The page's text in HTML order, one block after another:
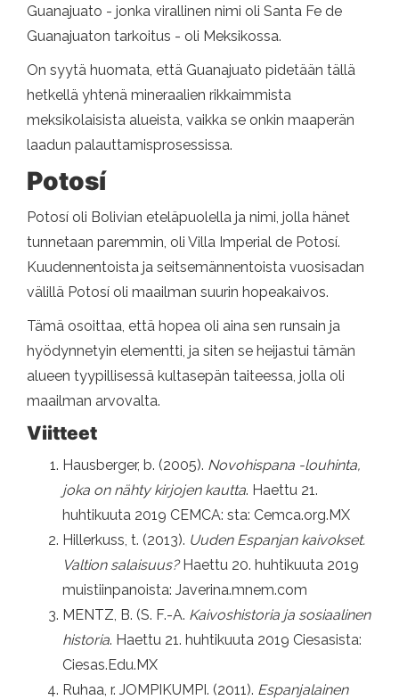
Guanajuato - jonka virallinen nimi oli Santa Fe de
Guanajuaton tarkoitus - oli Meksikossa.
On syytä huomata, että Guanajuato pidetään tällä
hetkellä yhtenä mineraalien rikkaimmista
meksikolaisista alueista, vaikka se onkin maaperän
laadun palauttamisprosessissa.
Potosí
Potosí oli Bolivian eteläpuolella ja nimi, jolla hänet
tunnetaan paremmin, oli Villa Imperial de Potosí.
Kuudennentoista ja seitsemännentoista vuosisadan
välillä Potosí oli maailman suurin hopeakaivos.
Tämä osoittaa, että hopea oli aina sen runsain ja
hyödynnetyin elementti, ja siten se heijastui tämän
alueen tyypillisessä kultasepän taiteessa, jolla oli
maailman arvovalta.
Viitteet
Hausberger, b. (2005). Novohispana -louhinta,
joka on nähty kirjojen kautta. Haettu 21.
huhtikuuta 2019 CEMCA: sta: Cemca.org.MX
Hillerkuss, t. (2013). Uuden Espanjan kaivokset.
Valtion salaisuus?Haettu 20. huhtikuuta 2019
muistiinpanoista: Javerina.mnem.com
MENTZ, B. (S. F.-A. Kaivoshistoria ja sosiaalinen
historia. Haettu 21. huhtikuuta 2019 Ciesasista:
Ciesas.Edu.MX
Ruhaa, r. JOMPIKUMPI. (2011). Espanjalainen